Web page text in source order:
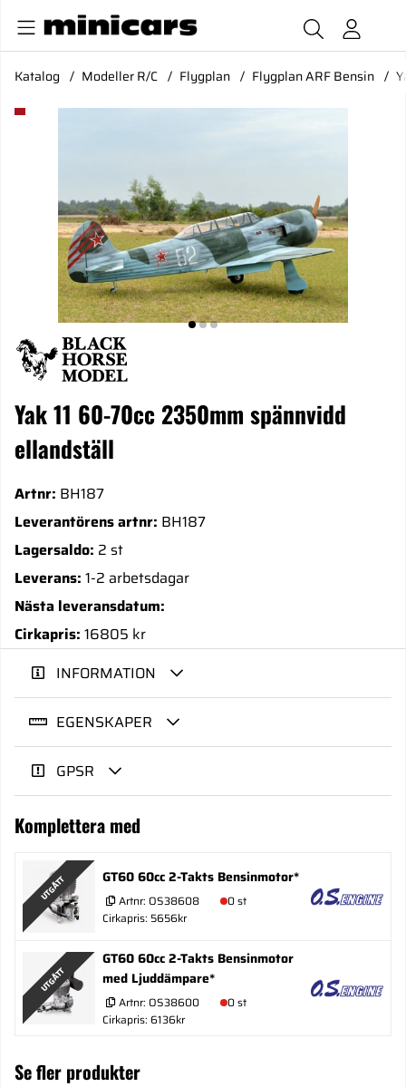
Katalog Modeller R/C Flygplan Flygplan ARF Bensin
Produktbilder Yak 11 60-70cc 2350mm spännvidd ellandställ
Yak 11 60-70cc 2350mm spännvidd
ellandställ
Artnr: BH187
Leverantörens artnr: BH187
Lagersaldo: 2 st
Leverans: 1-2 arbetsdagar
Nästa leveransdatum:
Cirkapris: 16805 kr
INFORMATION
EGENSKAPER
GPSR
Komplettera med
UTGÅTT GT60 60cc 2-Takts Bensinmotor*
Artnr: OS38608
0 st
Cirkapris: 5656kr
UTGÅTT
GT60 60cc 2-Takts Bensinmotor
med Ljuddämpare*
Artnr: OS38600
0 st
Cirkapris: 6136kr
Se fler produkter